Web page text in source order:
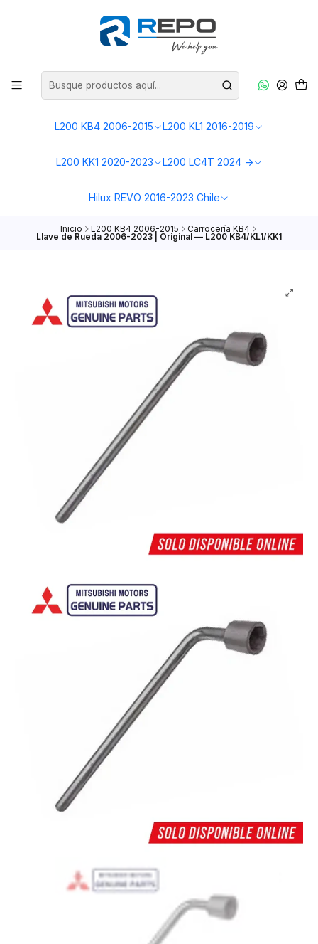
L200 KB4 2006-2015 L200 KL1 2016-2019
L200 KK1 2020-2023 L200 LC4T 2024 ->
Hilux REVO 2016-2023 Chile
Inicio L200 KB4 2006-2015 Carrocería KB4
Llave de Rueda 2006-2023 | Original — L200 KB4/KL1/KK1